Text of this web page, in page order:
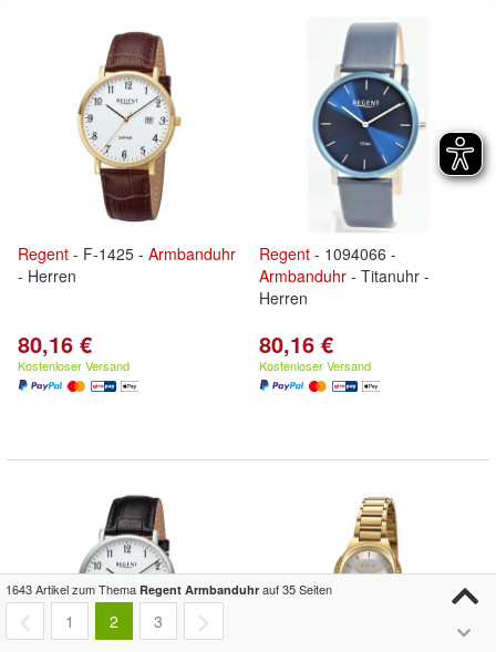
Regent - F-1425 - Armbanduhr
- Herren
80,16 €
Kostenloser Versand
Regent - 1094066 -
Armbanduhr - Titanuhr -
Herren
80,16 €
Kostenloser Versand
1643 Artikel zum Thema Regent Armbanduhr auf 35 Seiten
1 2 3